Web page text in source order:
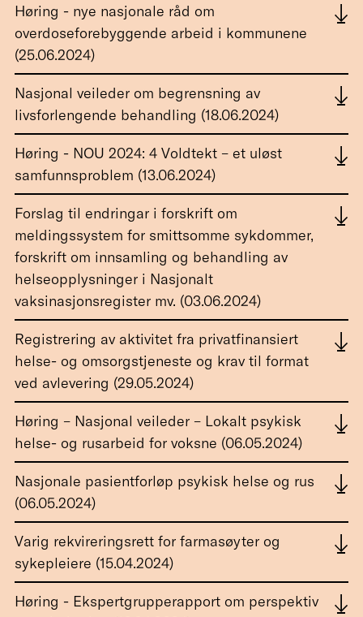
Høring - nye nasjonale råd om
overdoseforebyggende arbeid i kommunene
(25.06.2024)
Nasjonal veileder om begrensning av
livsforlengende behandling (18.06.2024)
Høring - NOU 2024: 4 Voldtekt – et uløst
samfunnsproblem (13.06.2024)
Forslag til endringar i forskrift om
meldingssystem for smittsomme sykdommer,
forskrift om innsamling og behandling av
helseopplysninger i Nasjonalt
vaksinasjonsregister mv. (03.06.2024)
Registrering av aktivitet fra privatfinansiert
helse- og omsorgstjeneste og krav til format
ved avlevering (29.05.2024)
Høring – Nasjonal veileder – Lokalt psykisk
helse- og rusarbeid for voksne (06.05.2024)
Nasjonale pasientforløp psykisk helse og rus
(06.05.2024)
Varig rekvireringsrett for farmasøyter og
sykepleiere (15.04.2024)
Høring - Ekspertgrupperapport om perspektiv